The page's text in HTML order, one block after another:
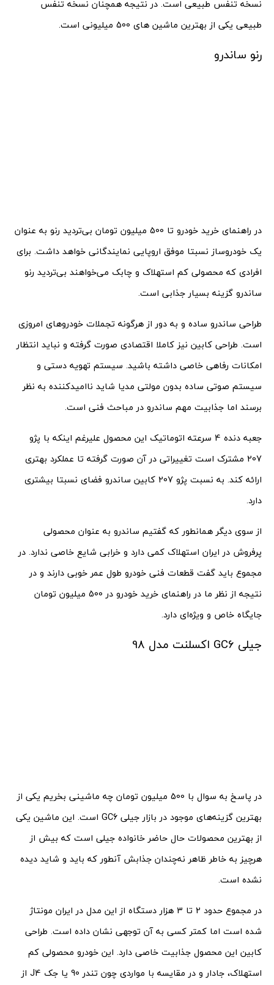
نسخه تنفس طبیعی است. در نتیجه همچنان نسخه تنفس
طبیعی یکی از بهترین ماشین های 500 میلیونی است.
رنو ساندرو
در راهنمای خرید خودرو تا 500 میلیون تومان بی‌تردید رنو به عنوان
یک خودروساز نسبتا موفق اروپایی نمایندگانی خواهد داشت. برای
افرادی که محصولی کم استهلاک و چابک می‌خواهند بی‌تردید رنو
ساندرو گزینه بسیار جذابی است.
طراحی ساندرو ساده و به دور از هرگونه تجملات خودروهای امروزی
است. طراحی کابین نیز کاملا اقتصادی صورت گرفته و نباید انتظار
امکانات رفاهی خاصی داشته باشید. سیستم تهویه دستی و
سیستم صوتی ساده بدون مولتی مدیا شاید ناامیدکننده به نظر
برسند اما جذابیت مهم ساندرو در مباحث فنی است.
جعبه دنده 4 سرعته اتوماتیک این محصول علیرغم اینکه با پژو
207 مشترک است تغییراتی در آن صورت گرفته تا عملکرد بهتری
ارائه کند. به نسبت پژو 207 کابین ساندرو فضای نسبتا بیشتری
دارد.
از سوی دیگر همانطور که گفتیم ساندرو به عنوان محصولی
پرفروش در ایران استهلاک کمی دارد و خرابی شایع خاصی ندارد. در
مجموع باید گفت قطعات فنی خودرو طول عمر خوبی دارند و در
نتیجه از نظر ما در راهنمای خرید خودرو در 500 میلیون تومان
جایگاه خاص و ویژه‌ای دارد.
جیلی GC6 اکسلنت مدل 98
در پاسخ به سوال با 500 میلیون تومان چه ماشینی بخریم یکی از
بهترین گزینه‌های موجود در بازار جیلی GC6 است. این ماشین یکی
از بهترین محصولات حال حاضر خانواده جیلی است که بیش از
هرچیز به خاطر ظاهر نه‌چندان جذابش آنطور که باید و شاید دیده
نشده است.
در مجموع حدود 2 تا 3 هزار دستگاه از این مدل در ایران مونتاژ
شده است اما کمتر کسی به آن توجهی نشان داده است. طراحی
کابین این محصول جذابیت خاصی دارد. این خودرو محصولی کم
استهلاک،‌ جادار و در مقایسه با مواردی چون تندر 90 یا جک J4 از